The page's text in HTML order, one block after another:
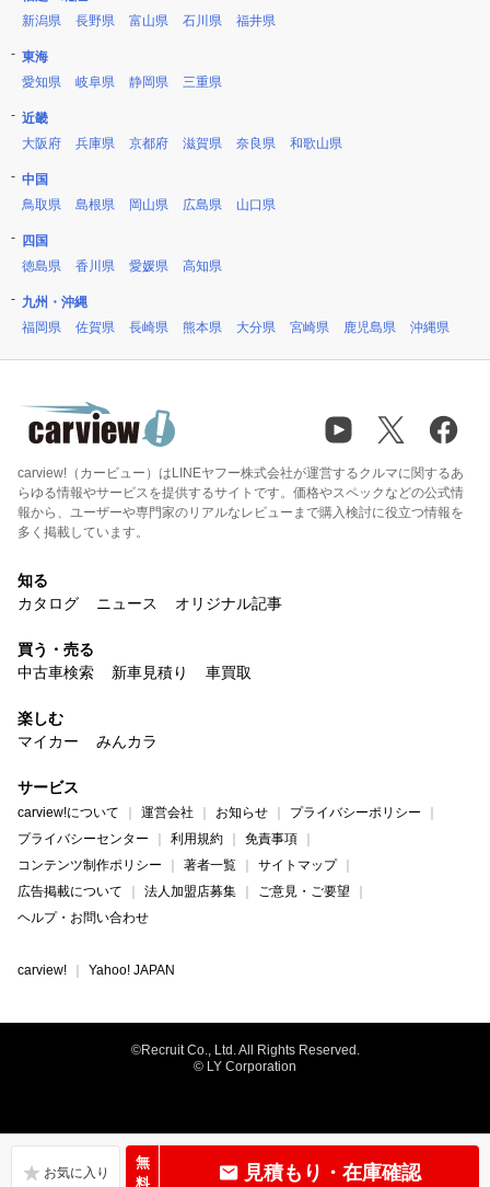
無
料
見積もり・在庫確認
新潟県
長野県 富山県 石川県 福井県
東海
愛知県
岐阜県 静岡県 三重県
近畿
大阪府
兵庫県 京都府 滋賀県 奈良県 和歌山県
中国
鳥取県
島根県 岡山県 広島県 山口県
四国
徳島県
香川県 愛媛県 高知県
九州・沖縄
福岡県
佐賀県 長崎県 熊本県 大分県 宮崎県 鹿児島県 沖縄県
carview!（カービュー）はLINEヤフー株式会社が運営するクルマに関するあ
らゆる情報やサービスを提供するサイトです。価格やスペックなどの公式情
報から、ユーザーや専門家のリアルなレビューまで購入検討に役立つ情報を
多く掲載しています。
知る
カタログ
ニュース オリジナル記事
買う・売る
中古車検索
新車見積り 車買取
楽しむ
マイカー
みんカラ
サービス
carview!について 運営会社 お知らせ
プライバシーポリシー
プライバシーセンター
利用規約
免責事項
コンテンツ制作ポリシー
著者一覧
サイトマップ
広告掲載について
法人加盟店募集
ご意見・ご要望
ヘルプ・お問い合わせ
carview! Yahoo! JAPAN
©Recruit Co., Ltd. All Rights Reserved.
© LY Corporation